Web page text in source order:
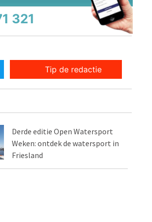
321
Tip de redactie
Derde editie Open Watersport
Weken: ontdek de watersport in
Friesland